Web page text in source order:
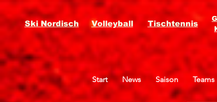
Ski Nordisch Volleyball Tischtennis
Start News Saison Teams